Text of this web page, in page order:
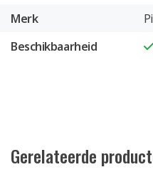
Merk
Beschikbaarheid
Gerelateerde